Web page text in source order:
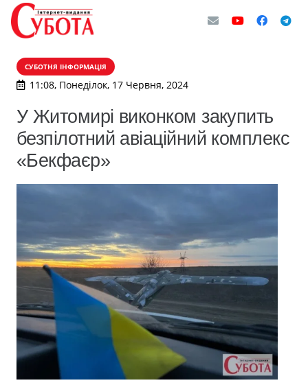
СУБОТНЯ ІНФОРМАЦІЯ
11:08, Понеділок, 17 Червня, 2024
У Житомирі виконком закупить
безпілотний авіаційний комплекс
«Бекфаєр»